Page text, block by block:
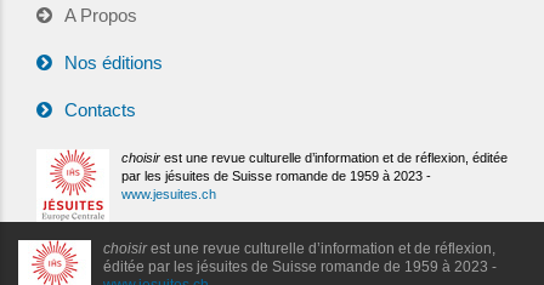
A Propos
Nos éditions
Contacts
choisir est une revue culturelle d’information et de réflexion, éditée
par les jésuites de Suisse romande de 1959 à 2023 -
www.jesuites.ch
choisirest une revue culturelle d’information et de réflexion,
éditée par les jésuites de Suisse romande de 1959 à 2023 -